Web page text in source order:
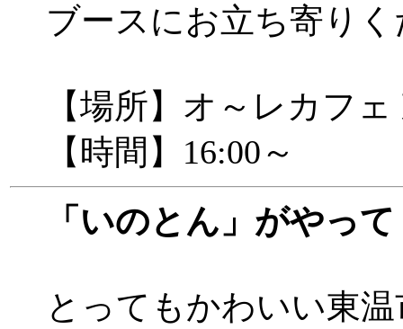
ブースにお立ち寄り
【場所】オ～レカフ
【時間】16:00～
「いのとん」がやっ
とってもかわいい東